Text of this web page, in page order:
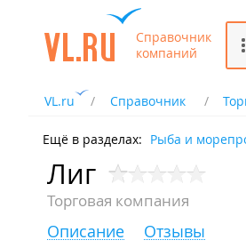
Справочник
компаний
VL.ru Справочник
Ещё в разделах: Рыба и
Лиг
Торговая компания
Описание Отзывы